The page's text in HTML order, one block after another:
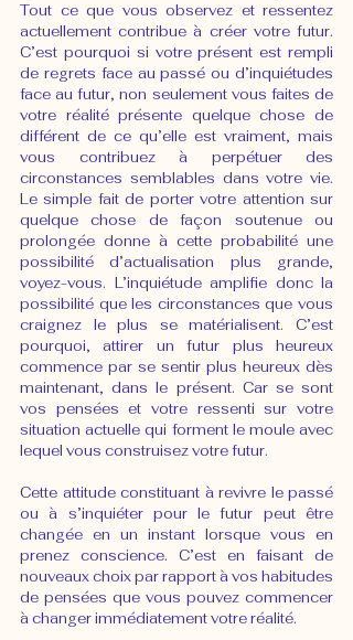
Tout ce que vous observez et ressentez
actuellement contribue à créer votre futur.
C’est pourquoi si votre présent est rempli
de regrets face au passé ou d’inquiétudes
face au futur, non seulement vous faites de
votre réalité présente quelque chose de
différent de ce qu’elle est vraiment, mais
vous contribuez à perpétuer des
circonstances semblables dans votre vie.
Le simple fait de porter votre attention sur
quelque chose de façon soutenue ou
prolongée donne à cette probabilité une
possibilité d’actualisation plus grande,
voyez-vous. L’inquiétude amplifie donc la
possibilité que les circonstances que vous
craignez le plus se matérialisent. C’est
pourquoi, attirer un futur plus heureux
commence par se sentir plus heureux dès
maintenant, dans le présent. Car se sont
vos pensées et votre ressenti sur votre
situation actuelle qui forment le moule avec
lequel vous construisez votre futur.
Cette attitude constituant à revivre le passé
ou à s’inquiéter pour le futur peut être
changée en un instant lorsque vous en
prenez conscience. C’est en faisant de
nouveaux choix par rapport à vos habitudes
de pensées que vous pouvez commencer
à changer immédiatement votre réalité.